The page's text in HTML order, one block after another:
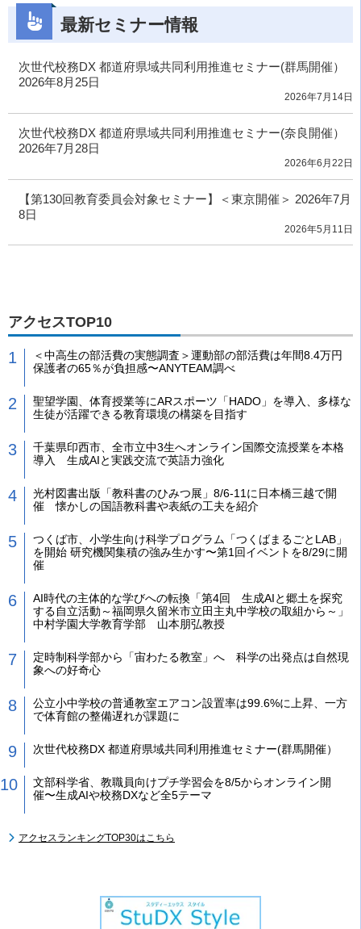
最新セミナー情報
次世代校務DX 都道府県域共同利用推進セミナー(群馬開催）
2026年8月25日
2026年7月14日
次世代校務DX 都道府県域共同利用推進セミナー(奈良開催）
2026年7月28日
2026年6月22日
【第130回教育委員会対象セミナー】＜東京開催＞ 2026年7月
8日
2026年5月11日
アクセスTOP10
＜中高生の部活費の実態調査＞運動部の部活費は年間8.4万円
保護者の65％が負担感〜ANYTEAM調べ
聖望学園、体育授業等にARスポーツ「HADO」を導入、多様な
生徒が活躍できる教育環境の構築を目指す
千葉県印西市、全市立中3生へオンライン国際交流授業を本格
導入 生成AIと実践交流で英語力強化
光村図書出版「教科書のひみつ展」8/6-11に日本橋三越で開
催 懐かしの国語教科書や表紙の工夫を紹介
つくば市、小学生向け科学プログラム「つくばまるごとLAB」
を開始 研究機関集積の強み生かす〜第1回イベントを8/29に開
催
AI時代の主体的な学びへの転換「第4回 生成AIと郷土を探究
する自立活動～福岡県久留米市立田主丸中学校の取組から～」
中村学園大学教育学部 山本朋弘教授
定時制科学部から「宙わたる教室」へ 科学の出発点は自然現
象への好奇心
公立小中学校の普通教室エアコン設置率は99.6%に上昇、一方
で体育館の整備遅れが課題に
次世代校務DX 都道府県域共同利用推進セミナー(群馬開催）
文部科学省、教職員向けプチ学習会を8/5からオンライン開
催〜生成AIや校務DXなど全5テーマ
アクセスランキングTOP30はこちら